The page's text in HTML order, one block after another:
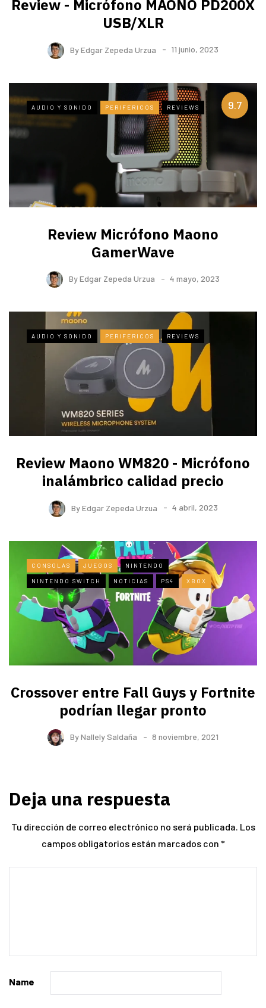
Review - Micrófono MAONO PD200X
USB/XLR
ByEdgar Zepeda Urzua 11 junio, 2023
9.7
AUDIO Y SONIDO PERIFERICOS REVIEWS
Review Micrófono Maono
GamerWave
ByEdgar Zepeda Urzua 4 mayo, 2023
AUDIO Y SONIDO PERIFERICOS REVIEWS
Review Maono WM820 - Micrófono
inalámbrico calidad precio
ByEdgar Zepeda Urzua 4 abril, 2023
CONSOLAS JUEGOS NINTENDO
NINTENDO SWITCH NOTICIAS PS4 XBOX
Crossover entre Fall Guys y Fortnite
podrían llegar pronto
ByNallely Saldaña 8 noviembre, 2021
Deja una respuesta
Tu dirección de correo electrónico no será publicada. Los
campos obligatorios están marcados con *
Name